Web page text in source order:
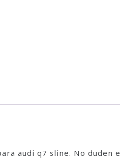
audi q7 sline. No duden